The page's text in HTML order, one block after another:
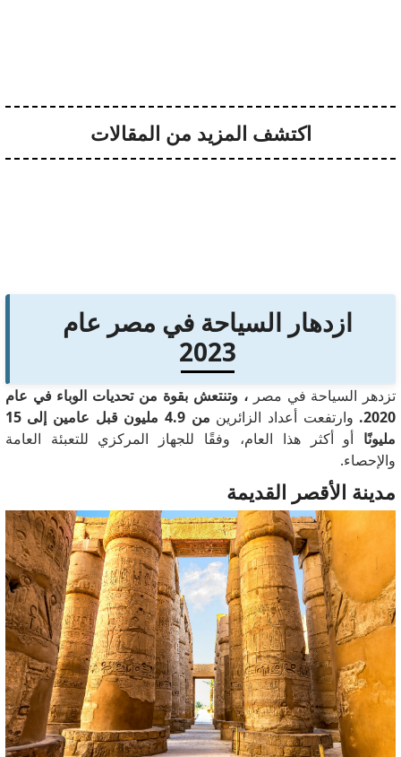
اكتشف المزيد من المقالات
ازدهار السياحة في مصر عام
2023
تزدهر السياحة في مصر، وتنتعش بقوة من تحديات الوباء في عام
2020. وارتفعت أعداد الزائرين
من 4.9 مليون قبل عامين إلى 15
مليونًا أو أكثر هذا العام، وفقًا للجهاز المركزي للتعبئة العامة
والإحصاء.
مدينة الأقصر القديمة